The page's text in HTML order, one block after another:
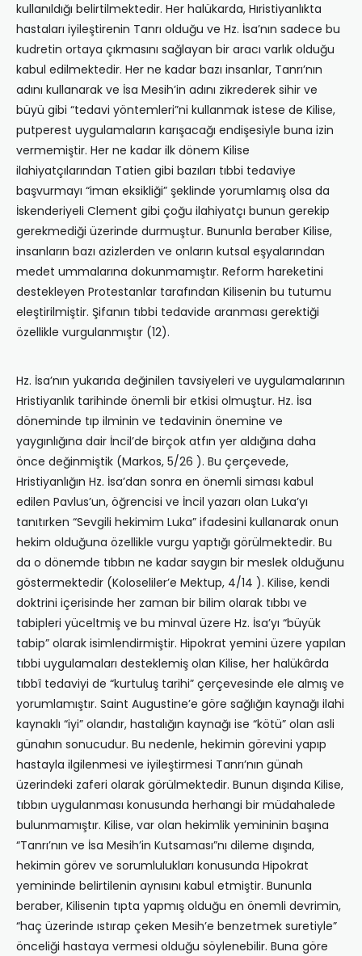
kullanıldığı belirtilmektedir. Her halükarda, Hıristiyanlıkta
hastaları iyileştirenin Tanrı olduğu ve Hz. İsa’nın sadece bu
kudretin ortaya çıkmasını sağlayan bir aracı varlık olduğu
kabul edilmektedir. Her ne kadar bazı insanlar, Tanrı’nın
adını kullanarak ve İsa Mesih’in adını zikrederek sihir ve
büyü gibi “tedavi yöntemleri”ni kullanmak istese de Kilise,
putperest uygulamaların karışacağı endişesiyle buna izin
vermemiştir. Her ne kadar ilk dönem Kilise
ilahiyatçılarından Tatien gibi bazıları tıbbi tedaviye
başvurmayı “iman eksikliği” şeklinde yorumlamış olsa da
İskenderiyeli Clement gibi çoğu ilahiyatçı bunun gerekip
gerekmediği üzerinde durmuştur. Bununla beraber Kilise,
insanların bazı azizlerden ve onların kutsal eşyalarından
medet ummalarına dokunmamıştır. Reform hareketini
destekleyen Protestanlar tarafından Kilisenin bu tutumu
eleştirilmiştir. Şifanın tıbbi tedavide aranması gerektiği
özellikle vurgulanmıştır (12).
Hz. İsa’nın yukarıda değinilen tavsiyeleri ve uygulamalarının
Hristiyanlık tarihinde önemli bir etkisi olmuştur. Hz. İsa
döneminde tıp ilminin ve tedavinin önemine ve
yaygınlığına dair İncil’de birçok atfın yer aldığına daha
önce değinmiştik (Markos, 5/26 ). Bu çerçevede,
Hristiyanlığın Hz. İsa’dan sonra en önemli siması kabul
edilen Pavlus’un, öğrencisi ve İncil yazarı olan Luka’yı
tanıtırken “Sevgili hekimim Luka” ifadesini kullanarak onun
hekim olduğuna özellikle vurgu yaptığı görülmektedir. Bu
da o dönemde tıbbın ne kadar saygın bir meslek olduğunu
göstermektedir (Koloseliler’e Mektup, 4/14 ). Kilise, kendi
doktrini içerisinde her zaman bir bilim olarak tıbbı ve
tabipleri yüceltmiş ve bu minval üzere Hz. İsa’yı “büyük
tabip” olarak isimlendirmiştir. Hipokrat yemini üzere yapılan
tıbbi uygulamaları desteklemiş olan Kilise, her halükârda
tıbbî tedaviyi de “kurtuluş tarihi” çerçevesinde ele almış ve
yorumlamıştır. Saint Augustine’e göre sağlığın kaynağı ilahi
kaynaklı “iyi” olandır, hastalığın kaynağı ise “kötü” olan asli
günahın sonucudur. Bu nedenle, hekimin görevini yapıp
hastayla ilgilenmesi ve iyileştirmesi Tanrı’nın günah
üzerindeki zaferi olarak görülmektedir. Bunun dışında Kilise,
tıbbın uygulanması konusunda herhangi bir müdahalede
bulunmamıştır. Kilise, var olan hekimlik yemininin başına
“Tanrı’nın ve İsa Mesih’in Kutsaması”nı dileme dışında,
hekimin görev ve sorumlulukları konusunda Hipokrat
yemininde belirtilenin aynısını kabul etmiştir. Bununla
beraber, Kilisenin tıpta yapmış olduğu en önemli devrimin,
“haç üzerinde ıstırap çeken Mesih’e benzetmek suretiyle”
önceliği hastaya vermesi olduğu söylenebilir. Buna göre